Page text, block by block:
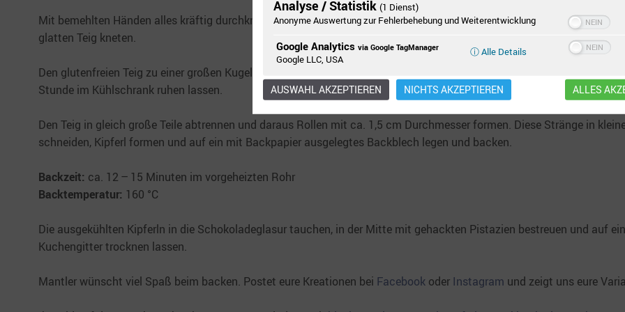
Mit bemehlten Händen alles kräftig durchkneten. Sobald die Zutaten gut vermischt sind, das Eidotter dazu geben und
glatten Teig kneten.
Den glutenfreien Teig zu einer großen Kugel formen, in Frischhaltefolie wickeln oder in eine Vorratsdose legen und
Stunde im Kühlschrank ruhen lassen.
Den Teig in gleich große Teile abtrennen und daraus Rollen mit ca. 1,5 cm Durchmesser formen. Diese Stränge in
schneiden, Kipferl formen und auf ein mit Backpapier ausgelegtes Backblech legen und backen.
Backzeit: ca. 12 – 15 Minuten im vorgeheizten Rohr
Backtemperatur: 160 °C
Die ausgekühlten Kipferln in die Schokoladeglasur tauchen, in der Mitte mit gehackten Pistazien bestreuen und auf
Kuchengitter trocknen lassen.
Mantler wünscht viel Spaß beim backen. Postet eure Kreationen bei Facebook oder Instagram und zeigt uns eure
Analyse / Statistik (1 Dienst)
Anonyme Auswertung zur Fehlerbehebung und Weiterentwicklung
Google Analytics via Google TagManager
Google LLC, USA
ⓘ Alle Details
AUSWAHL AKZEPTIEREN NICHTS AKZEPTIEREN ALLES